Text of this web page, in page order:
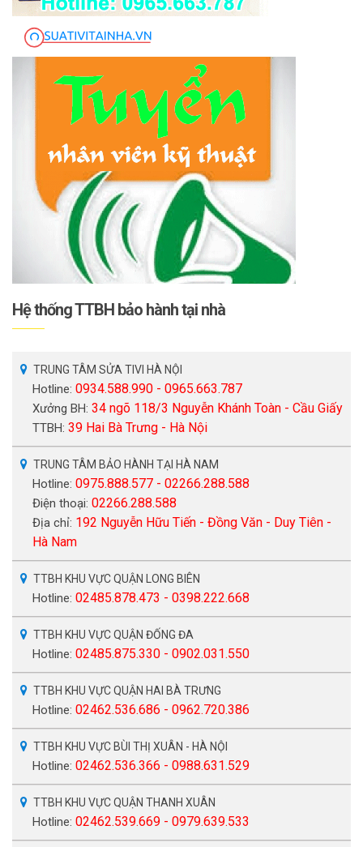
Hệ thống TTBH bảo hành tại nhà
TRUNG TÂM SỬA TIVI HÀ NỘI
Hotline: 0934.588.990 - 0965.663.787
Xưởng BH: 34 ngõ 118/3 Nguyễn Khánh Toàn - Cầu Giấy
TTBH: 39 Hai Bà Trưng - Hà Nội
TRUNG TÂM BẢO HÀNH TẠI HÀ NAM
Hotline: 0975.888.577 - 02266.288.588
Điện thoại: 02266.288.588
Địa chỉ: 192 Nguyễn Hữu Tiến - Đồng Văn - Duy Tiên -
Hà Nam
TTBH KHU VỰC QUẬN LONG BIÊN
Hotline: 02485.878.473 - 0398.222.668
TTBH KHU VỰC QUẬN ĐỐNG ĐA
Hotline: 02485.875.330 - 0902.031.550
TTBH KHU VỰC QUẬN HAI BÀ TRƯNG
Hotline: 02462.536.686 - 0962.720.386
TTBH KHU VỰC BÙI THỊ XUÂN - HÀ NỘI
Hotline: 02462.536.366 - 0988.631.529
TTBH KHU VỰC QUẬN THANH XUÂN
Hotline: 02462.539.669 - 0979.639.533